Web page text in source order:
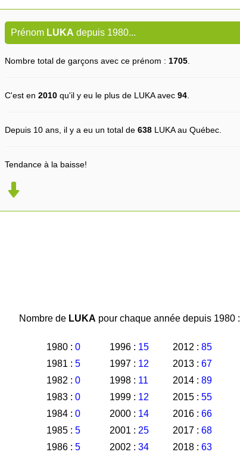
Prénom LUKA depuis 1980...
Nombre total de garçons avec ce prénom : 1705
C'est en 2010 qu'il y eu le plus de LUKA avec 94
Depuis 10 ans, il y a eu un total de 638 LUKA au Québec.
Tendance à la baisse!
Nombre de LUKA pour chaque année depuis 1980 :
1980 : 0
1981 : 5
1982 : 0
1983 : 0
1984 : 0
1985 : 5
1986 : 5
1996 : 15
1997 : 12
1998 : 11
1999 : 12
2000 : 14
2001 : 25
2002 : 34
2012 : 85
2013 : 67
2014 : 89
2015 : 55
2016 : 66
2017 : 68
2018 : 63